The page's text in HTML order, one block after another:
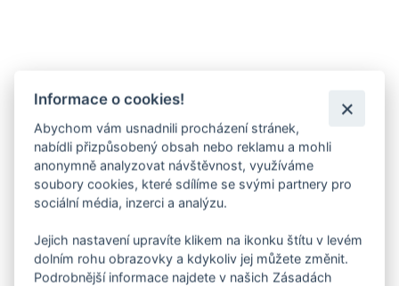
Informace o cookies!
Abychom vám usnadnili procházení stránek,
nabídli přizpůsobený obsah nebo reklamu a mohli
anonymně analyzovat návštěvnost, využíváme
soubory cookies, které sdílíme se svými partnery pro
sociální média, inzerci a analýzu.
Jejich nastavení upravíte klikem na ikonku štítu v levém
dolním rohu obrazovky a kdykoliv jej můžete změnit.
Podrobnější informace najdete v našich Zásadách